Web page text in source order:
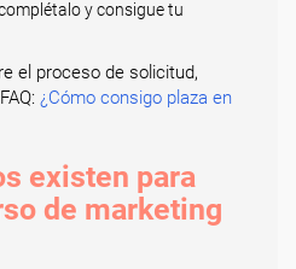
y consigue tu
el proceso de solicitud,
¿Cómo consigo plaza en
existen para
de marketing